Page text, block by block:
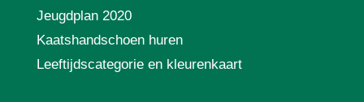
Jeugdplan 2020
Kaatshandschoen huren
Leeftijdscategorie en kleurenkaart